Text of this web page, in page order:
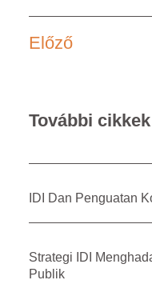
Előző
További cikkek
IDI Dan Penguatan
Strategi IDI
Publik